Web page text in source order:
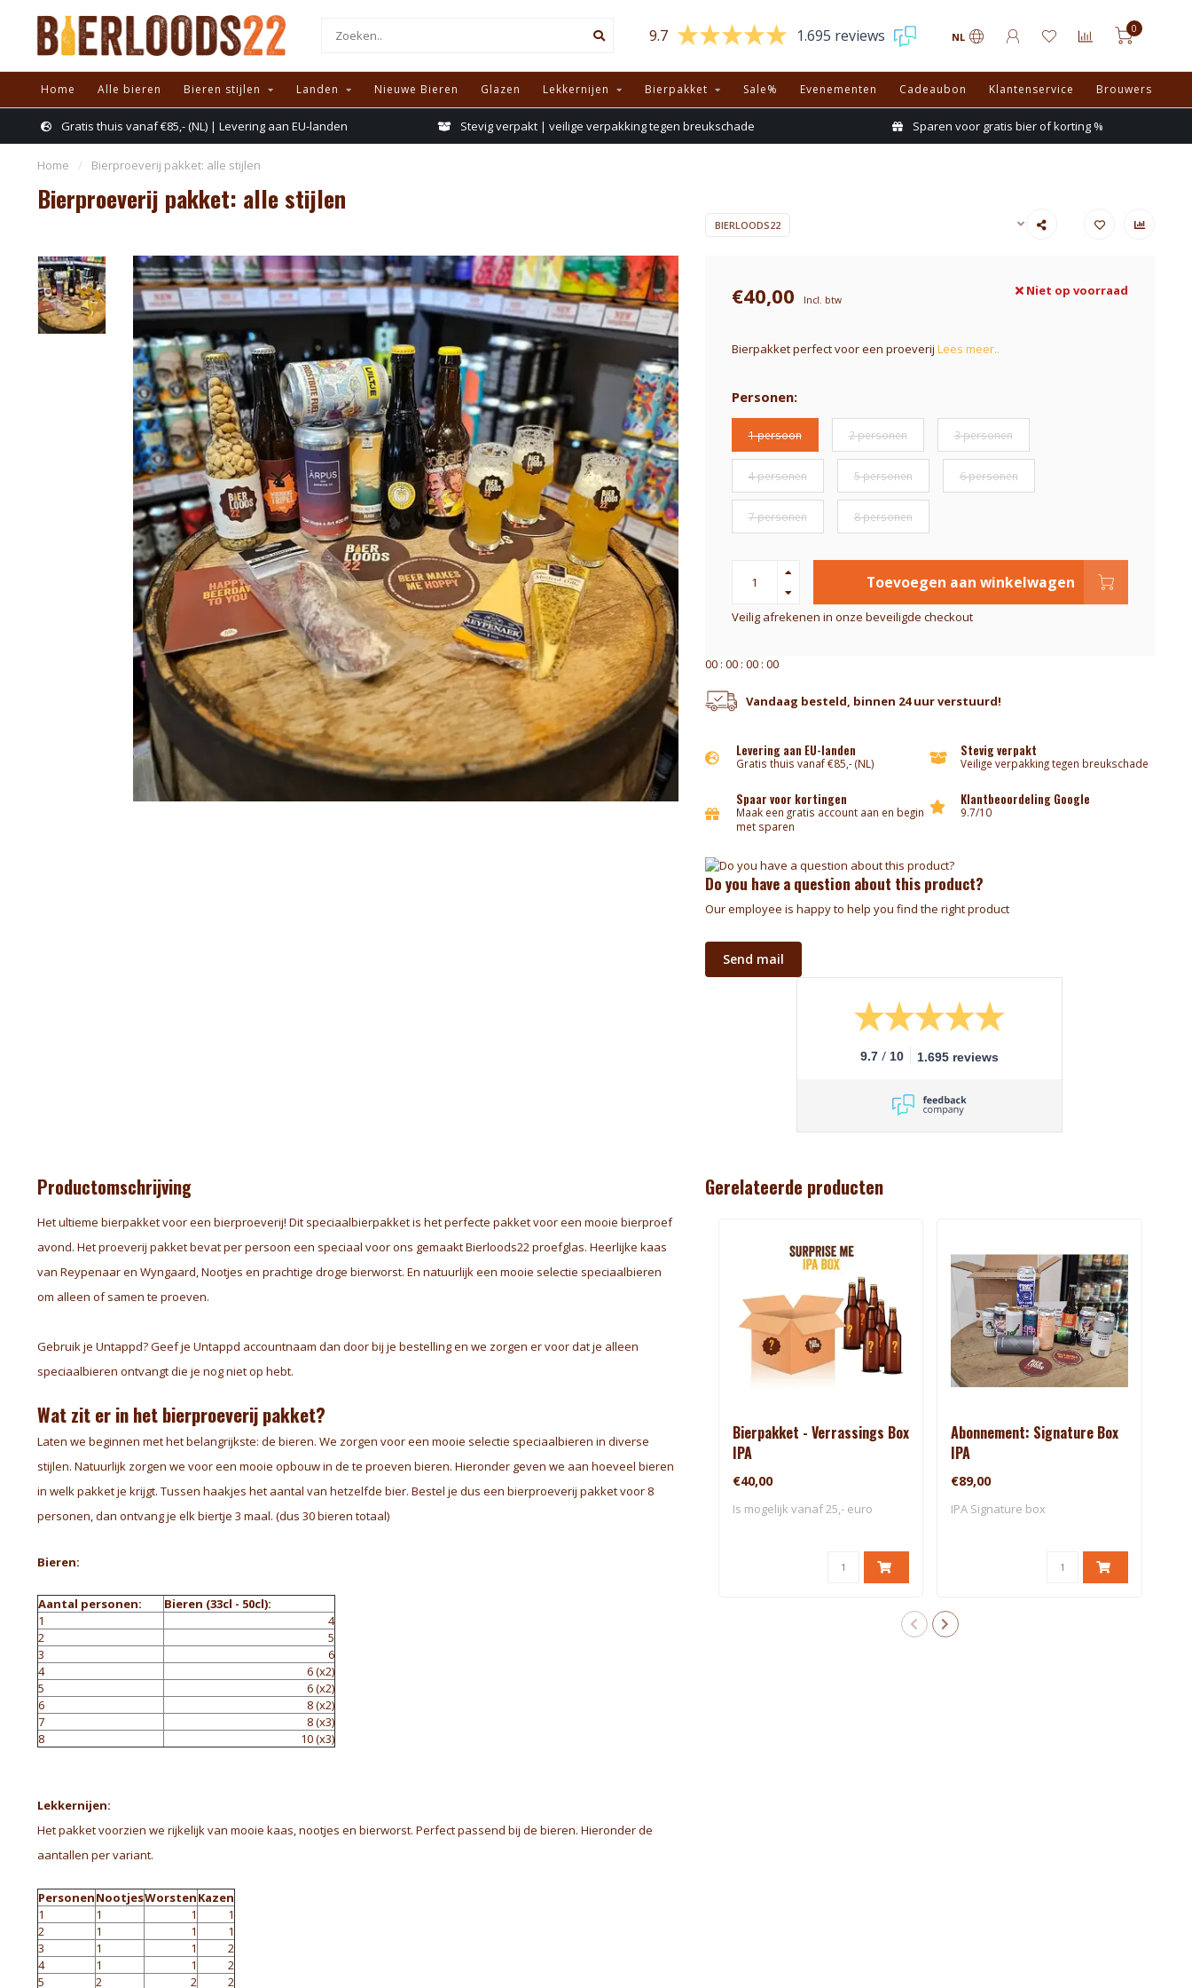
9.7 1.695 reviews NL
0
Home Alle bieren Bieren stijlen Landen Nieuwe Bieren Glazen Lekkernijen Bierpakket Sale% Evenementen Cadeaubon Klantenservice Brouwers
Gratis thuis vanaf €85,- (NL) | Levering aan EU-landen Stevig verpakt | veilige verpakking tegen breukschade Sparen voor gratis bier of korting %
Home / Bierproeverij pakket: alle stijlen
Bierproeverij pakket: alle stijlen
BIERLOODS22
€40,00 Incl. btw
Niet op voorraad
Bierpakket perfect voor een proeverij Lees meer..
Personen:
1 persoon 2 personen 3 personen
4 personen 5 personen 6 personen
7 personen 8 personen
Toevoegen aan winkelwagen
Veilig afrekenen in onze beveiligde checkout
00: 00: 00: 00
Vandaag besteld, binnen 24 uur verstuurd!
Levering aan EU-landen
Gratis thuis vanaf €85,- (NL)
Stevig verpakt
Veilige verpakking tegen breukschade
Spaar voor kortingen
Maak een gratis account aan en begin
met sparen
Klantbeoordeling Google
9.7/10
Do you have a question about this product?
Our employee is happy to help you find the right product
Send mail
9.7 / 10 1.695 reviews
Productomschrijving
Het ultieme bierpakket voor een bierproeverij! Dit speciaalbierpakket is het perfecte pakket voor een mooie bierproef
avond. Het proeverij pakket bevat per persoon een speciaal voor ons gemaakt Bierloods22 proefglas. Heerlijke kaas
van Reypenaar en Wyngaard, Nootjes en prachtige droge bierworst. En natuurlijk een mooie selectie speciaalbieren
om alleen of samen te proeven.
Gebruik je Untappd? Geef je Untappd accountnaam dan door bij je bestelling en we zorgen er voor dat je alleen
speciaalbieren ontvangt die je nog niet op hebt.
Wat zit er in het bierproeverij pakket?
Laten we beginnen met het belangrijkste: de bieren. We zorgen voor een mooie selectie speciaalbieren in diverse
stijlen. Natuurlijk zorgen we voor een mooie opbouw in de te proeven bieren. Hieronder geven we aan hoeveel bieren
in welk pakket je krijgt. Tussen haakjes het aantal van hetzelfde bier. Bestel je dus een bierproeverij pakket voor 8
personen, dan ontvang je elk biertje 3 maal. (dus 30 bieren totaal)
Bieren:
Aantal personen:
Bieren (33cl - 50cl):
1
4
2
5
3
6
4
6 (x2)
5
6 (x2)
6
8 (x2)
7
8 (x3)
8
10 (x3)
Lekkernijen:
Het pakket voorzien we rijkelijk van mooie kaas, nootjes en bierworst. Perfect passend bij de bieren. Hieronder de
aantallen per variant.
PersonenNootjesWorstenKazen
1
1 1
1
2
1 1
1
3
1 1
2
4
1 1
2
5
2 2
2
Gerelateerde producten
Bierpakket - Verrassings Box
IPA
€40,00
Is mogelijk vanaf 25,- euro
Abonnement: Signature Box
IPA
€89,00
IPA Signature box